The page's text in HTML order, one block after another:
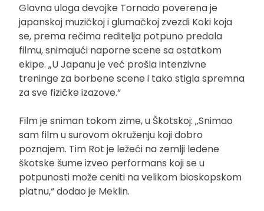
Glavna uloga devojke Tornado poverena je
japanskoj muzičkoj i glumačkoj zvezdi Koki koja
se, prema rečima reditelja potpuno predala
filmu, snimajući naporne scene sa ostatkom
ekipe. „U Japanu je već prošla intenzivne
treninge za borbene scene i tako stigla spremna
za sve fizičke izazove.“
Film je sniman tokom zime, u Škotskoj: „Snimao
sam film u surovom okruženju koji dobro
poznajem. Tim Rot je ležeći na zemlji ledene
škotske šume izveo performans koji se u
potpunosti može ceniti na velikom bioskopskom
platnu,“ dodao je Meklin.